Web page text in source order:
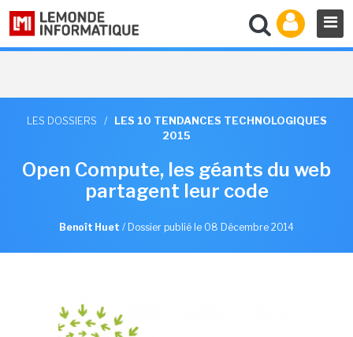
LES DOSSIERS /
LES 10 TENDANCES TECHNOLOGIQUES
2015
Open Compute, les géants du web
partagent leur code
Benoît Huet / Dossier publié le 08 Décembre 2014